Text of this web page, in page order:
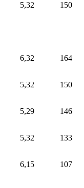
5,32 150
6,32 164
5,32 150
5,29 146
5,32 133
6,15 107